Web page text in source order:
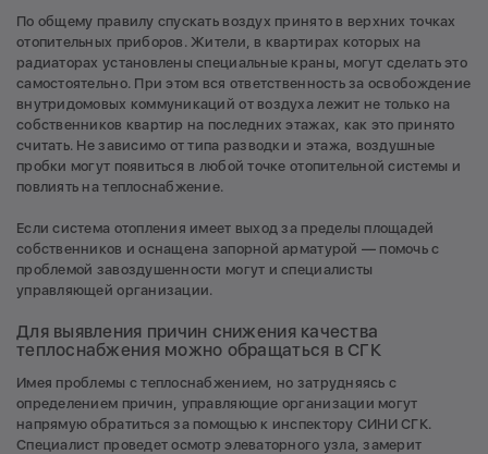
По общему правилу спускать воздух принято в верхних точках
отопительных приборов. Жители, в квартирах которых на
радиаторах установлены специальные краны, могут сделать это
самостоятельно. При этом вся ответственность за освобождение
внутридомовых коммуникаций от воздуха лежит не только на
собственников квартир на последних этажах, как это принято
считать. Не зависимо от типа разводки и этажа, воздушные
пробки могут появиться в любой точке отопительной системы и
повлиять на теплоснабжение.
Если система отопления имеет выход за пределы площадей
собственников и оснащена запорной арматурой — помочь с
проблемой завоздушенности могут и специалисты
управляющей организации.
Для выявления причин снижения качества
теплоснабжения можно обращаться в СГК
Имея проблемы с теплоснабжением, но затрудняясь с
определением причин, управляющие организации могут
напрямую обратиться за помощью к инспектору СИНИ СГК.
Специалист проведет осмотр элеваторного узла, замерит